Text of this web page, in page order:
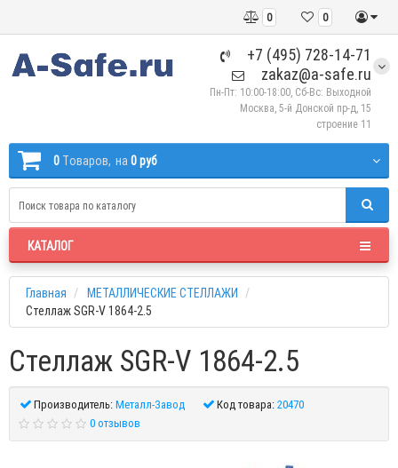
0
0
+7 (495) 728-14-71
zakaz@a-safe.ru
Пн-Пт: 10:00-18:00, Сб-Вс: Выходной
Москва, 5-й Донской пр-д, 15
строение 11
0 Tоваров, на 0 руб
КАТАЛОГ
Главная
МЕТАЛЛИЧЕСКИЕ СТЕЛЛАЖИ
Стеллаж SGR-V 1864-2.5
Стеллаж SGR-V 1864-2.5
Производитель:Металл-Завод Код товара:20470
0 отзывов